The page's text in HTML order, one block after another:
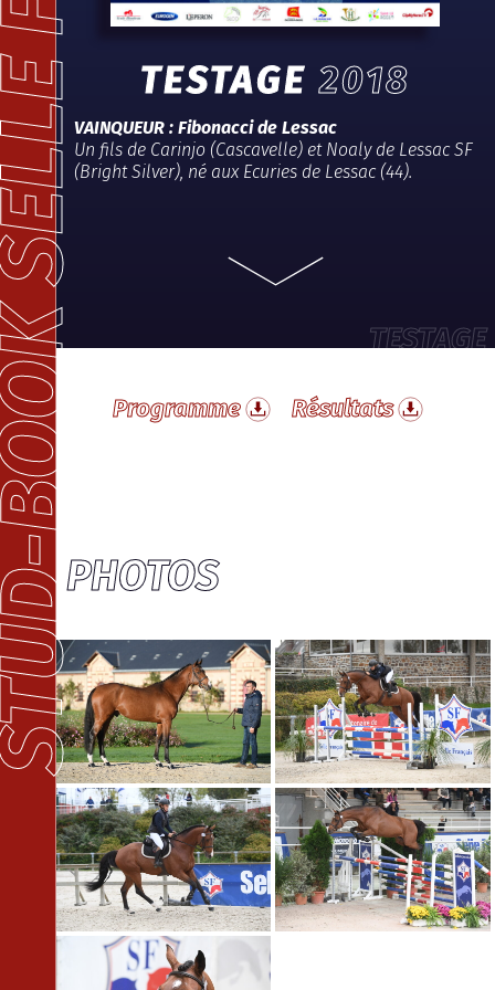
TESTAGE 2018
VAINQUEUR : Fibonacci de Lessac
Un fils de Carinjo (Cascavelle) et Noaly de Lessac SF
(Bright Silver), né aux Ecuries de Lessac (44).
TESTAGE
Programme Résultats
PHOTOS